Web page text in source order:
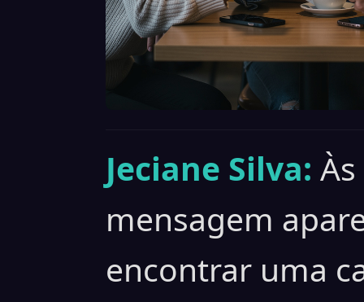
Jeciane Silva:
mensagem
encontrar uma